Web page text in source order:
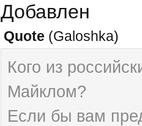
Добавлен
Quote (Galoshka)
Кого из
Майклом?
Если бы вам